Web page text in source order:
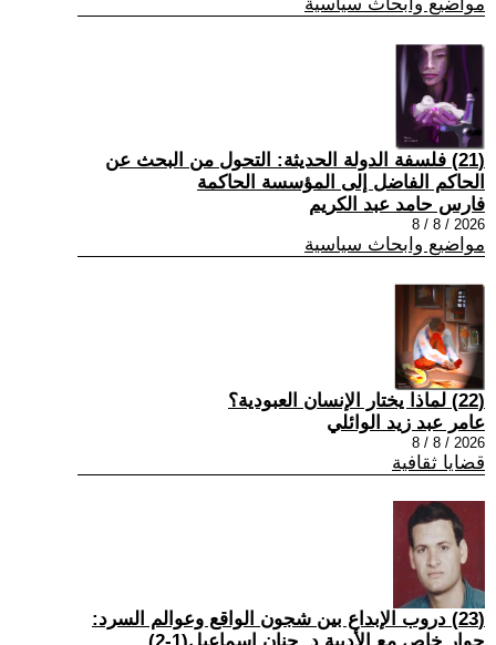
(21) فلسفة الدولة الحديثة: التحول من البحث عن
الحاكم الفاضل إلى المؤسسة الحاكمة
فارس حامد عبد الكريم
2026 / 8 / 8
مواضيع وابحاث سياسية
(22) لماذا يختار الإنسان العبودية؟
عامر عبد زيد الوائلي
2026 / 8 / 8
قضايا ثقافية
(23) دروب الإبداع بين شجون الواقع وعوالم السرد: